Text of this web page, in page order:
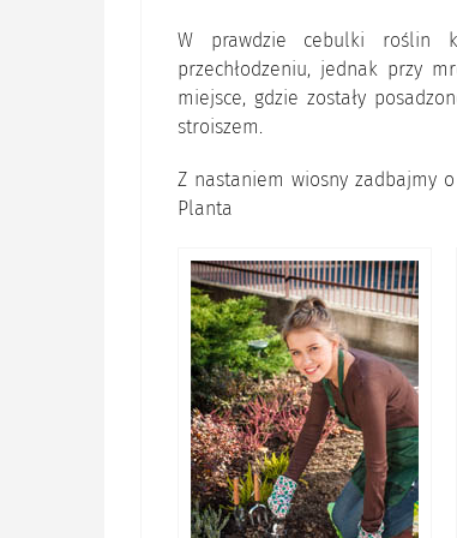
W prawdzie cebulki roślin
przechłodzeniu, jednak przy
miejsce, gdzie zostały
stroiszem.
Z nastaniem wiosny zadbajmy
Planta